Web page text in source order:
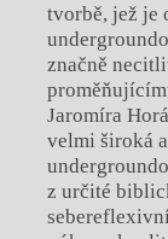
tvorbě, jež je
značně
Jaromíra
velmi široká
z určité